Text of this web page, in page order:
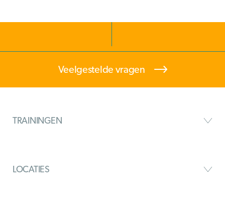
Veelgestelde vragen
TRAININGEN
LOCATIES